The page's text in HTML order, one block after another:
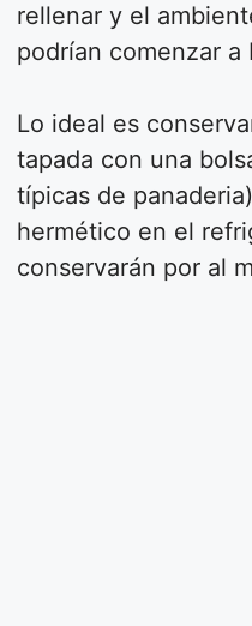
rellenar y el
podrían comenzar a
Lo ideal es
tapada con una
típicas de
hermético en el
conservarán por al